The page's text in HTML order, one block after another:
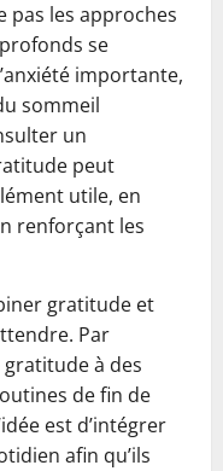
pas les approches
se
importante,
sommeil
un
peut
utile, en
renforçant les
gratitude et
Par
à des
de fin de
est d’intégrer
afin qu’ils